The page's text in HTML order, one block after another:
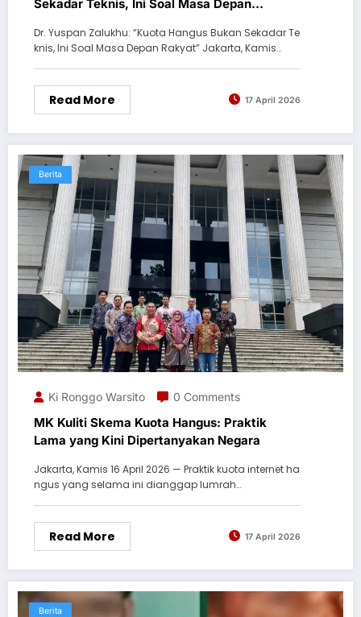
Sekadar Teknis, Ini Soal Masa Depan
Dr. Yuspan Zalukhu: “Kuota Hangus Bukan Sekadar Te
knis, Ini Soal Masa Depan Rakyat” Jakarta, Kamis…
Read More 17 April 2026
Berita
Ki Ronggo Warsito 0 Comments
MK Kuliti Skema Kuota Hangus: Praktik
Lama yang Kini Dipertanyakan Negara
Jakarta, Kamis 16 April 2026 — Praktik kuota internet ha
ngus yang selama ini dianggap lumrah…
Read More 17 April 2026
Berita